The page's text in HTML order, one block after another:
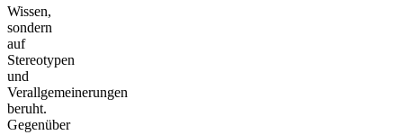
Wissen,
sondern
auf
Stereotypen
und
Verallgemeinerungen
beruht.
Gegenüber